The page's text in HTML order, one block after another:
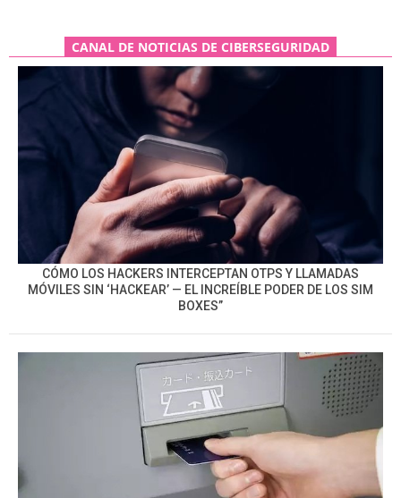
CANAL DE NOTICIAS DE CIBERSEGURIDAD
CÓMO LOS HACKERS INTERCEPTAN OTPS Y LLAMADAS
MÓVILES SIN ‘HACKEAR’ — EL INCREÍBLE PODER DE LOS SIM
BOXES”